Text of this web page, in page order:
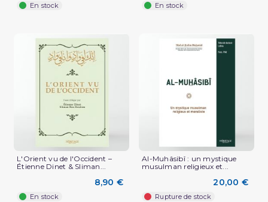
En stock En stock
L'Orient vu de l'Occident –
Étienne Dinet & Sliman...
8,90 €
En stock
Al-Muhâsibî : un mystique
musulman religieux et...
20,00 €
Rupture de stock